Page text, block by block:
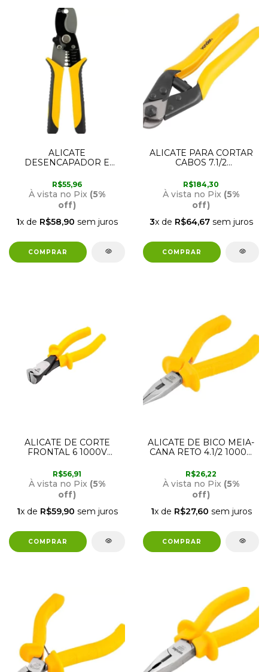
ALICATE
DESENCAPADOR E
36.62.014.000 VONDER
R$55,96
À vista no Pix (5%
off)
1x de R$58,90 sem juros
ALICATE PARA CORTAR
CABOS 7.1/2
R$184,30
À vista no Pix (5%
off)
3x de R$64,67sem juros
ALICATE DE CORTE
FRONTAL 6 1000V
R$56,91
À vista no Pix (5%
off)
1x de R$59,90 sem juros
ALICATE DE BICO MEIA-
CANA RETO 4.1/2 1000V
R$26,22
À vista no Pix (5%
off)
1x de R$27,60 sem juros